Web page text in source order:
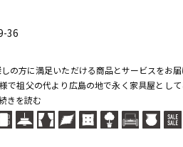
36
の方に満足いただける商品とサービスをお
で祖父の代より広島の地で永く家具屋として
きを読む